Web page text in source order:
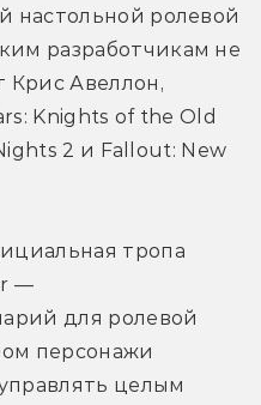
настольной ролевой
разработчикам не
Крис Авеллон,
Knights of the Old
2 и Fallout: New
тропа
—
для ролевой
персонажи
целым